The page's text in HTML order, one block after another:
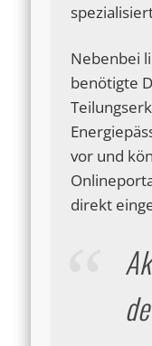
Nebenbei
benötigte
vor und
direkt